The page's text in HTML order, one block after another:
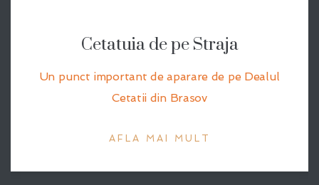
Cetatuia de pe Straja
Un punct important de aparare de pe Dealul
Cetatii din Brasov
AFLA MAI MULT